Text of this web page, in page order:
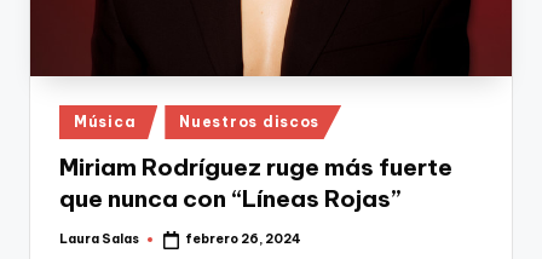
Publicado
en
Música Nuestros discos
Miriam Rodríguez ruge más fuerte
que nunca con “Líneas Rojas”
Publicado
Laura Salas febrero 26, 2024